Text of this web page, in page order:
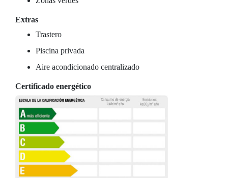
Extras
Trastero
Piscina privada
Aire acondicionado centralizado
Certificado energético